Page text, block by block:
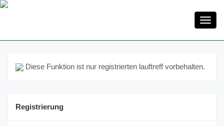
Diese Funktion ist nur registrierten lauftreff vorbehalten.
Registrierung